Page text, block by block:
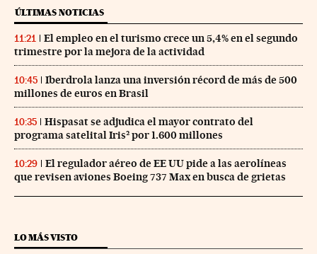
ÚLTIMAS NOTICIAS
11:21
El empleo en el turismo crece un 5,4% en el segundo
trimestre por la mejora de la actividad
10:45
Iberdrola lanza una inversión récord de más de 500
millones de euros en Brasil
10:35
Hispasat se adjudica el mayor contrato del
programa satelital Iris² por 1.600 millones
10:29
El regulador aéreo de EE UU pide a las aerolíneas
que revisen aviones Boeing 737 Max en busca de grietas
LO MÁS VISTO